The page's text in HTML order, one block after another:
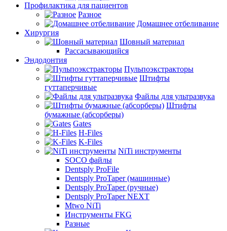
Профилактика для пациентов
Разное
Домашнее отбеливание
Хирургия
Шовный материал
Рассасывающийся
Эндодонтия
Пульпоэкстракторы
Штифты
гуттаперчивые
Файлы для ультразвука
Штифты
бумажные (абсорберы)
Gates
H-Files
K-Files
NiTi инструменты
SOCO файлы
Dentsply ProFile
Dentsply ProTaper (машинные)
Dentsply ProTaper (ручные)
Dentsply ProTaper NEXT
Mtwo NiTi
Инструменты FKG
Разные